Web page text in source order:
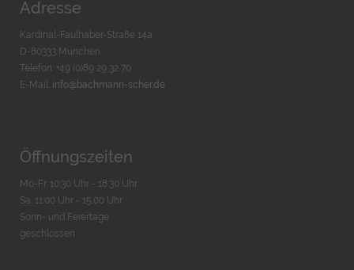
Adresse
Kardinal-Faulhaber-Straße 14a
D-80333 München
Telefon: +49 (0)89 29 32 70
E-Mail: info@bachmann-scher.de
Öffnungszeiten
Mo-Fr. 10:30 Uhr - 18:30 Uhr
Sa. 11:00 Uhr - 15.00 Uhr
Sonn- und Feiertage
geschlossen